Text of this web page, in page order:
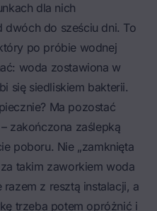
dla nich
do sześciu dni. To
po próbie wodnej
woda zostawiona w
się siedliskiem bakterii.
Ma pozostać
– zakończona zaślepką
poboru. Nie „zamknięta
takim zaworkiem woda
z resztą instalacji, a
trzeba potem opróżnić i